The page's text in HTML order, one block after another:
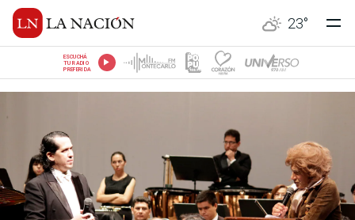
23°
ESCUCHÁ
TU RADIO
PREFERIDA